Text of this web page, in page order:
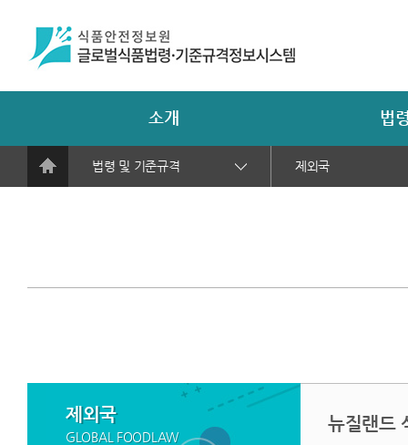
소개 법
법령 및 기준규격 제외국
제외국
GLOBAL FOODLAW
뉴질랜드